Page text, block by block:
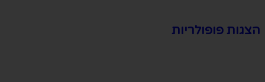
הצגות פופולריות